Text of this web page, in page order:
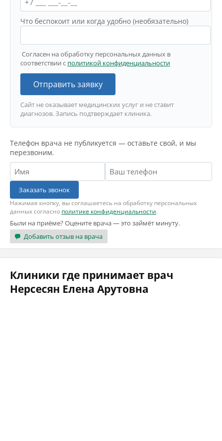
Что беспокоит или когда удобно (необязательно)
Согласен на обработку персональных данных в
соответствии с политикой конфиденциальности
Отправить заявку
Сайт не оказывает медицинских услуг и не ставит
диагнозов. Запись подтверждает клиника.
Телефон врача не публикуется — оставьте свой, и мы
перезвоним.
Заказать звонок
Нажимая кнопку, вы соглашаетесь на обработку персональных
данных согласно политике конфиденциальности.
Были на приёме? Оцените врача — это займёт минуту.
Добавить отзыв на врача
Клиники где принимает врач
Нерсесян Елена Арутовна